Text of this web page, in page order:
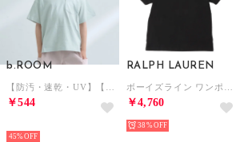
b.ROOM
￥544
45%
RALPH LAUREN
￥4,760
38%